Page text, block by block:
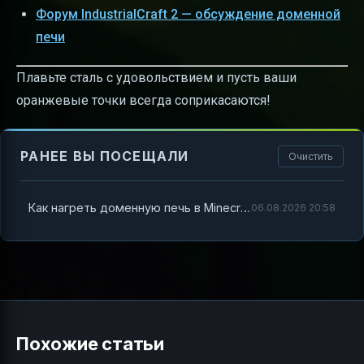
Форум IndustrialCraft 2 — обсуждение доменной
печи
Плавьте сталь с удовольствием и пусть ваши
оранжевые точки всегда соприкасаются!
РАНЕЕ ВЫ ПОСЕЩАЛИ Очистить
Как нагреть доменную печь в Minecraft Industrial Craft 2 06.08.2026 20:58
Похожие статьи